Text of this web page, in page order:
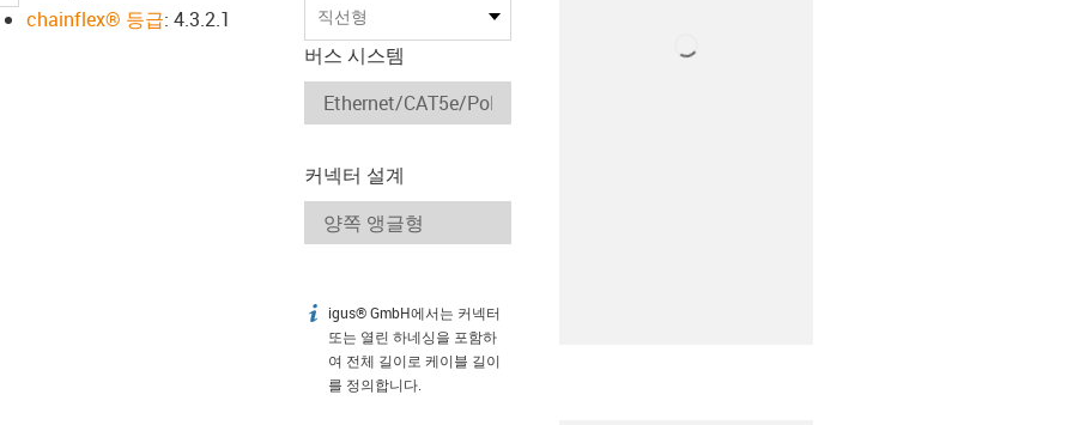
chainflex® 등급: 4.3.2.1 직선형
버스 시스템
커넥터 설계
igus-icon-info
igus® GmbH에서는 커넥터
또는 열린 하네싱을 포함하
여 전체 길이로 케이블 길이
를 정의합니다.